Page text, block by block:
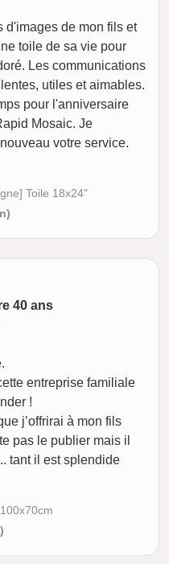
d'images de mon fils et
toile de sa vie pour
Les communications
utiles et aimables.
pour l'anniversaire
Mosaic. Je
votre service.
Toile 18x24"
40 ans
entreprise familiale
!
j’offrirai à mon fils
pas le publier mais il
tant il est splendide